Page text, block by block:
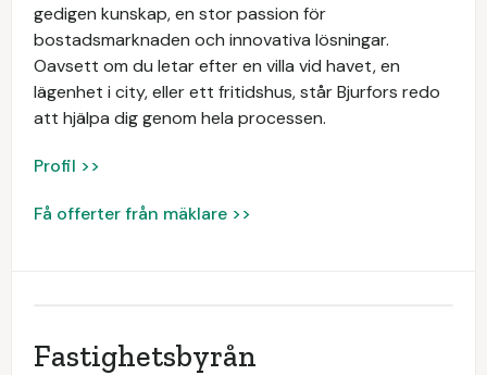
gedigen kunskap, en stor passion för
bostadsmarknaden och innovativa lösningar.
Oavsett om du letar efter en villa vid havet, en
lägenhet i city, eller ett fritidshus, står Bjurfors redo
att hjälpa dig genom hela processen.
Profil >>
Få offerter från mäklare >>
Fastighetsbyrån